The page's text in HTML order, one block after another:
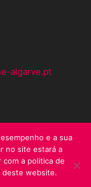
algarve.pt
e a sua
no site estará a
com a politica de
deste website.